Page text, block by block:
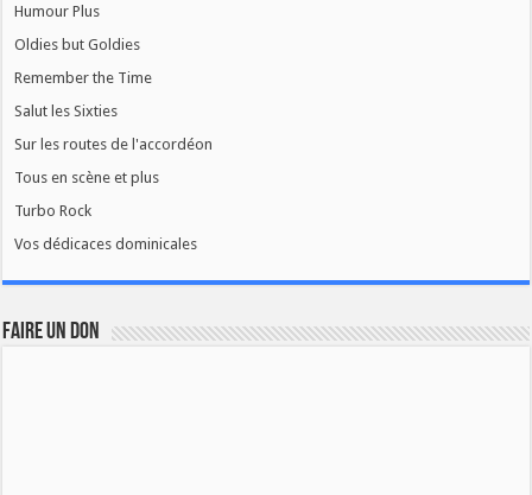
Humour Plus
Oldies but Goldies
Remember the Time
Salut les Sixties
Sur les routes de l'accordéon
Tous en scène et plus
Turbo Rock
Vos dédicaces dominicales
FAIRE UN DON